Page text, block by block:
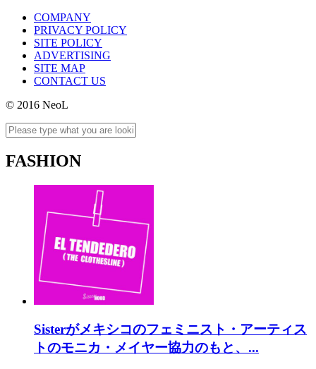
COMPANY
PRIVACY POLICY
SITE POLICY
ADVERTISING
SITE MAP
CONTACT US
© 2016 NeoL
FASHION
Sisterがメキシコのフェミニスト・アーティス
トのモニカ・メイヤー協力のもと、...